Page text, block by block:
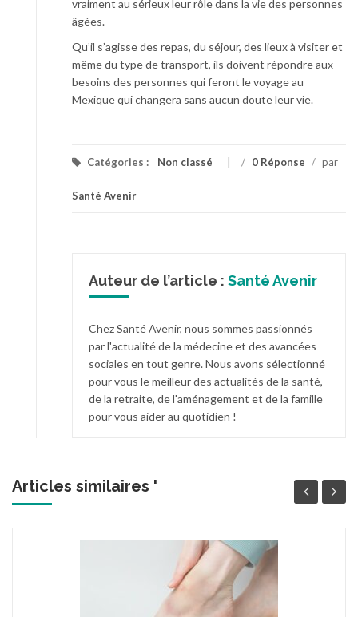
vraiment au sérieux leur rôle dans la vie des personnes
âgées.
Qu’il s’agisse des repas, du séjour, des lieux à visiter et
même du type de transport, ils doivent répondre aux
besoins des personnes qui feront le voyage au
Mexique qui changera sans aucun doute leur vie.
Catégories : Non classé / 0 Réponse / par
Santé Avenir
Auteur de l’article : Santé Avenir
Chez Santé Avenir, nous sommes passionnés
par l'actualité de la médecine et des avancées
sociales en tout genre. Nous avons sélectionné
pour vous le meilleur des actualités de la santé,
de la retraite, de l'aménagement et de la famille
pour vous aider au quotidien !
Articles similaires '